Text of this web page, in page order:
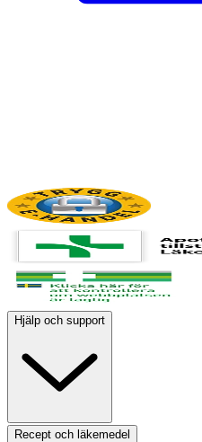
Hjälp och support
Recept och läkemedel